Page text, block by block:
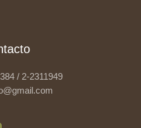
/ 2-2311949